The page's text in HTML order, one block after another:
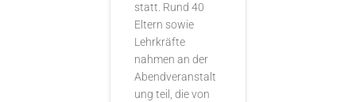
statt. Rund 40
Eltern sowie
Lehrkräfte
nahmen an der
Abendveranstalt
ung teil, die von